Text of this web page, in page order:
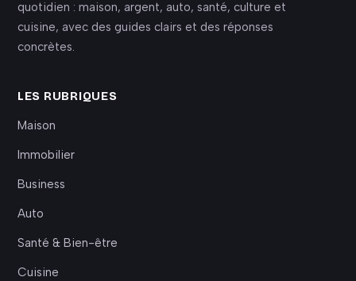
quotidien : maison, argent, auto, santé, culture et
cuisine, avec des guides clairs et des réponses
concrètes.
LES RUBRIQUES
Maison
Immobilier
Business
Auto
Santé & Bien-être
Cuisine